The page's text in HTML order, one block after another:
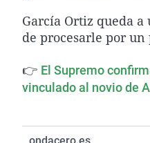
García Ortiz queda
de procesarle por
👉 El Supremo
vinculado al novio de